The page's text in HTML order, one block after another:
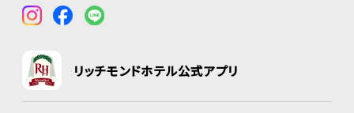
リッチモンドホテル公式アプリ